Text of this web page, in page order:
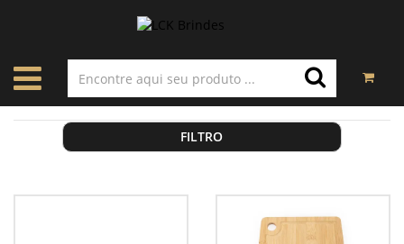
FILTRO